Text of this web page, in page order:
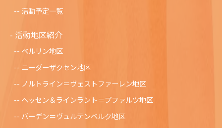
活動予定一覧
活動地区紹介
ベルリン地区
ニーダーザクセン地区
ノルトライン＝ヴェストファーレン地区
ヘッセン＆ラインラント＝プファルツ地区
バーデン＝ヴュルテンベルク地区